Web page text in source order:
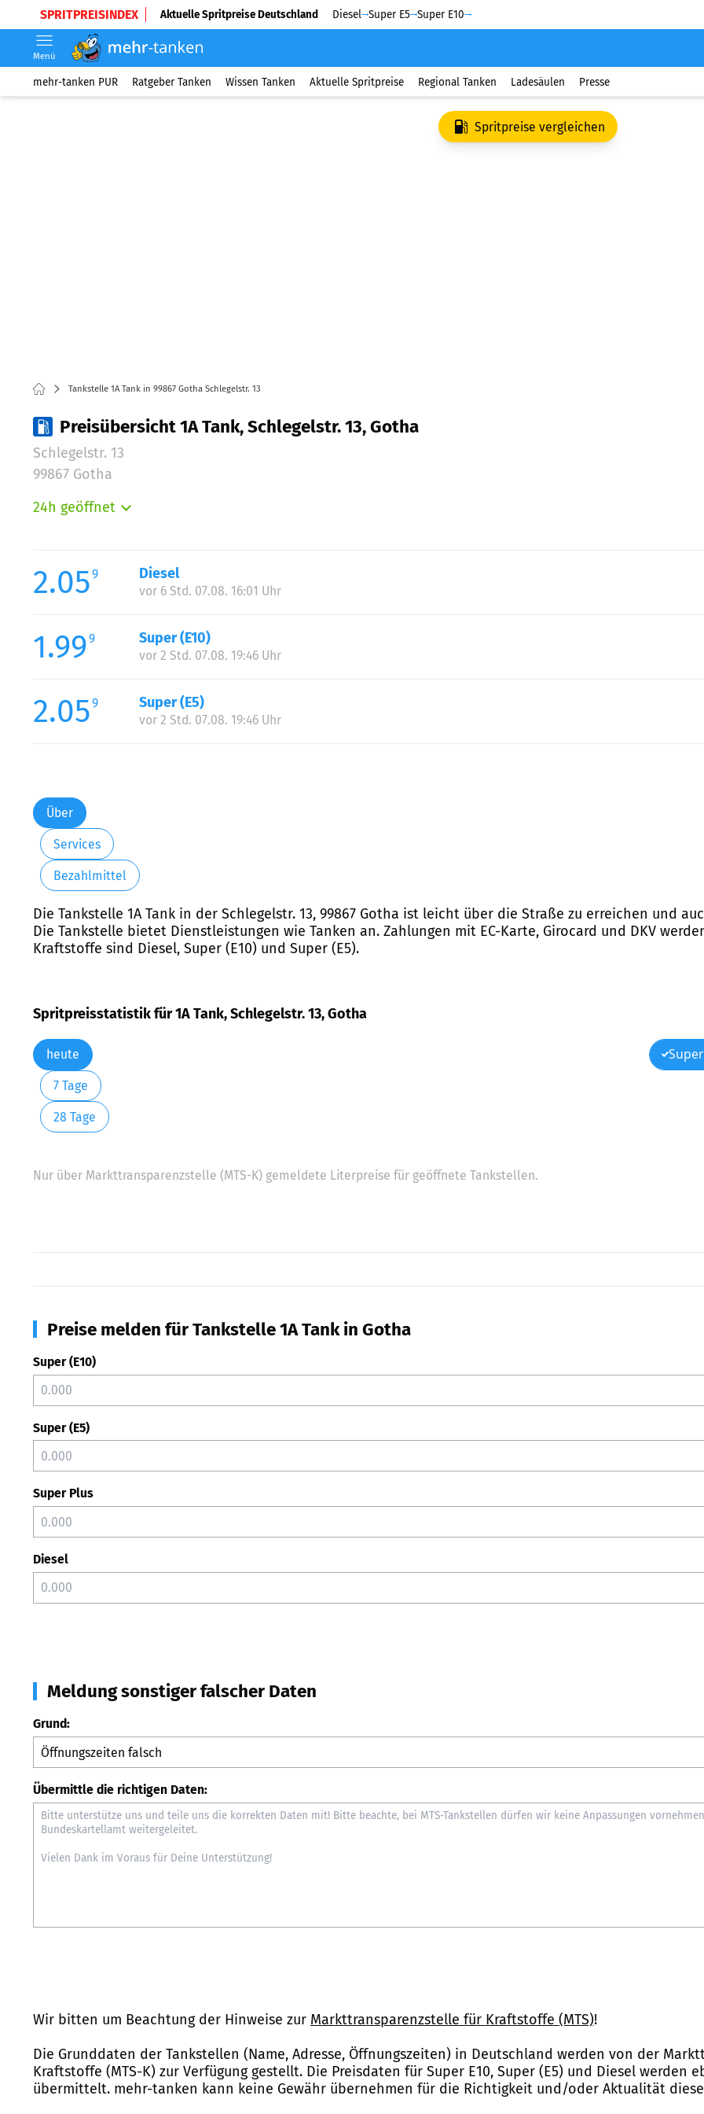
SPRITPREISINDEX Aktuelle Spritpreise Deutschland Diesel Super E5 Super E10
Menü
mehr-tanken PUR Ratgeber Tanken Wissen Tanken Aktuelle Spritpreise Regional Tanken Ladesäulen Presse
Spritpreise vergleichen
Tankstelle 1A Tank in 99867 Gotha Schlegelstr. 13
Preisübersicht 1A Tank, Schlegelstr. 13, Gotha
Schlegelstr. 13
99867 Gotha
24h geöffnet
Mittwoch:
Donnerstag:
Samstag:
Sonntag:
2.059 Diesel
vor 6 Std. 07.08. 16:01 Uhr
1.999 Super (E10)
vor 2 Std. 07.08. 19:46 Uhr
2.059 Super (E5)
vor 2 Std. 07.08. 19:46 Uhr
Über
Services
Bezahlmittel
Die Tankstelle 1A Tank in der Schlegelstr. 13, 99867 Gotha ist leicht über die Straße zu erreichen und
Die Tankstelle bietet Dienstleistungen wie Tanken an. Zahlungen mit EC-Karte, Girocard und DKV
Kraftstoffe sind Diesel, Super (E10) und Super (E5).
Spritpreisstatistik für 1A Tank, Schlegelstr. 13, Gotha
heute
7 Tage
28 Tage
Nur über Markttransparenzstelle (MTS-K) gemeldete Literpreise für geöffnete Tankstellen.
Preise melden für Tankstelle 1A Tank in Gotha
Super (E10)
Super (E5)
Super Plus
Diesel
Meldung sonstiger falscher Daten
Grund:
Übermittle die richtigen Daten:
Wir bitten um Beachtung der Hinweise zur Markttransparenzstelle für Kraftstoffe (MTS)!
Die Grunddaten der Tankstellen (Name, Adresse, Öffnungszeiten) in Deutschland werden von der
Kraftstoffe (MTS-K) zur Verfügung gestellt. Die Preisdaten für Super E10, Super (E5) und Diesel werden
übermittelt. mehr-tanken kann keine Gewähr übernehmen für die Richtigkeit und/oder Aktualität